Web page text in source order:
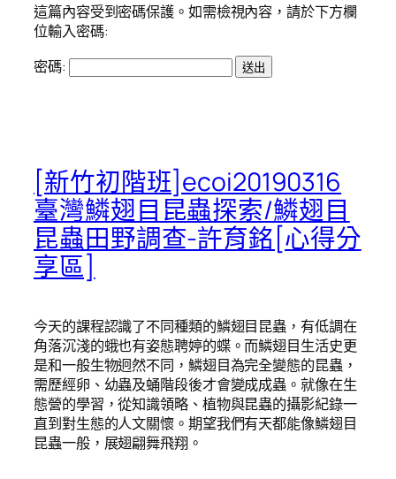
這篇內容受到密碼保護。如需檢視內容，請於下方欄
位輸入密碼:
密碼:
[新竹初階班]ecoi20190316
臺灣鱗翅目昆蟲探索/鱗翅目
昆蟲田野調查-許育銘[心得分
享區]
今天的課程認識了不同種類的鱗翅目昆蟲，有低調在
角落沉淺的蛾也有姿態聘婷的蝶。而鱗翅目生活史更
是和一般生物迥然不同，鱗翅目為完全變態的昆蟲，
需歷經卵、幼蟲及蛹階段後才會變成成蟲。就像在生
態營的學習，從知識領略、植物與昆蟲的攝影紀錄一
直到對生態的人文關懷。期望我們有天都能像鱗翅目
昆蟲一般，展翅翩舞飛翔。